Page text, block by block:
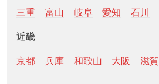
三重 富山 岐阜 愛知 石川
近畿
京都 兵庫 和歌山 大阪 滋賀